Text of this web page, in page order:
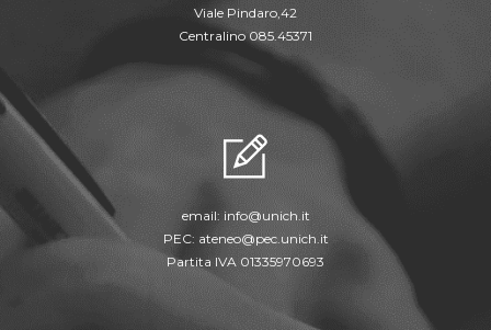
Viale Pindaro,42
Centralino 085.45371
email: info@unich.it
PEC: ateneo@pec.unich.it
Partita IVA 01335970693